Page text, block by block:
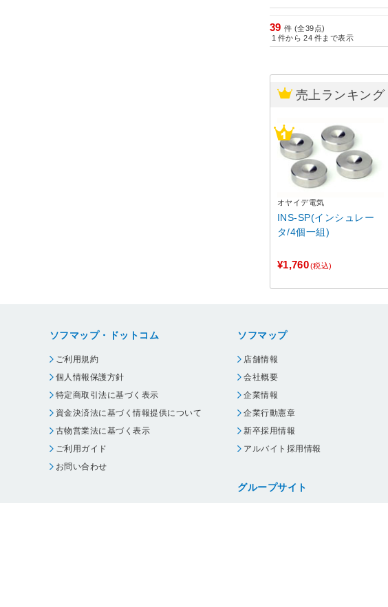
39 件 (全39点)
1 件から 24 件まで表示
売上ランキング
オヤイデ電気
INS-SP(インシュレー
タ/4個一組)
¥1,760(税込)
ソフマップ・ドットコム
ご利用規約
個人情報保護方針
特定商取引法に基づく表示
資金決済法に基づく情報提供について
古物営業法に基づく表示
ご利用ガイド
お問い合わせ
ソフマップ
店舗情報
会社概要
企業情報
企業行動憲章
新卒採用情報
アルバイト採用情報
グループサイト